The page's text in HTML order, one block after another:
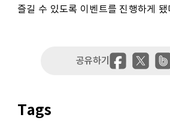
즐길 수 있도록 이벤트를 진행하게 됐